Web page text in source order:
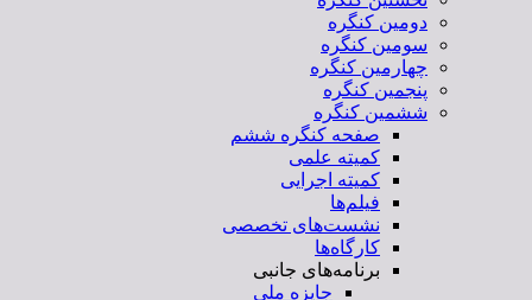
دومین کنگره
سومین کنگره
چهارمین کنگره
پنجمین کنگره
ششمین کنگره
صفحه کنگره ششم
کمیته علمی
کمیته اجرایی
فیلم‌ها
نشست‌های تخصصی
کارگاه‌ها
برنامه‌های جانبی
جایزه ملی